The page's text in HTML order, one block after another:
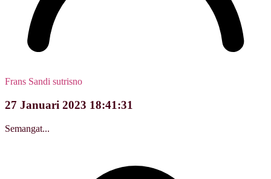
Frans Sandi sutrisno
27 Januari 2023 18:41:31
Semangat...